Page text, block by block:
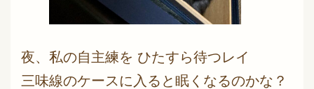
夜、私の自主練を ひたすら待つレイ
三味線のケースに入ると眠くなるのかな？